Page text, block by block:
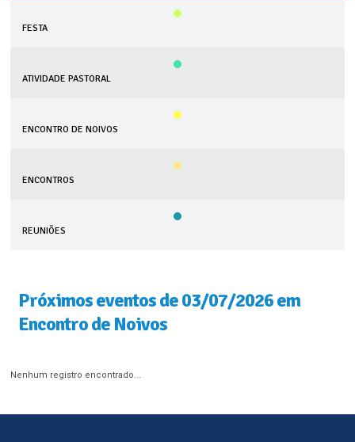
FESTA
ATIVIDADE PASTORAL
ENCONTRO DE NOIVOS
ENCONTROS
REUNIÕES
Próximos eventos de 03/07/2026 em
Encontro de Noivos
Nenhum registro encontrado...